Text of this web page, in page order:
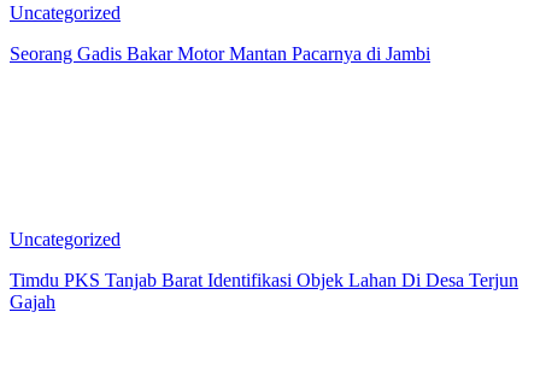
Uncategorized
Seorang Gadis Bakar Motor Mantan Pacarnya di Jambi
Uncategorized
Timdu PKS Tanjab Barat Identifikasi Objek Lahan Di Desa Terjun
Gajah